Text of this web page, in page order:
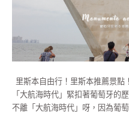
里斯本自由行！里斯本推薦景
「大航海時代」緊扣著葡萄牙的
不離「大航海時代」呀，因為葡